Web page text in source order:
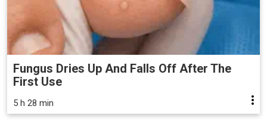
Fungus Dries Up And Falls Off After The
First Use
5 h 28 min